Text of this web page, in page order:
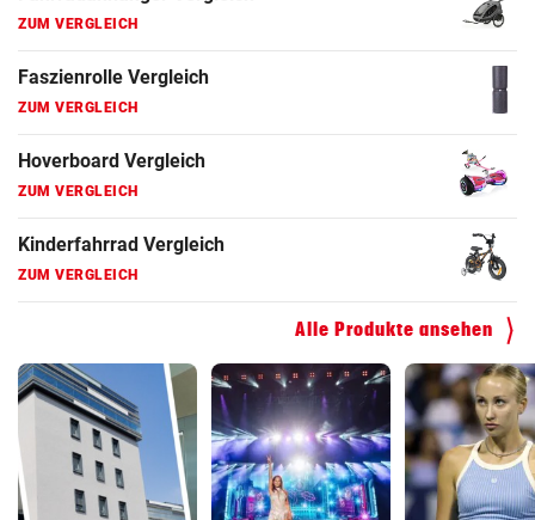
ZUM VERGLEICH
Faszienrolle Vergleich
ZUM VERGLEICH
Hoverboard Vergleich
ZUM VERGLEICH
Kinderfahrrad Vergleich
ZUM VERGLEICH
Alle Produkte ansehen